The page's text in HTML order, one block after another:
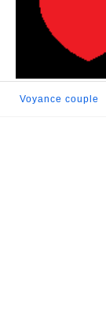
Voyance couple